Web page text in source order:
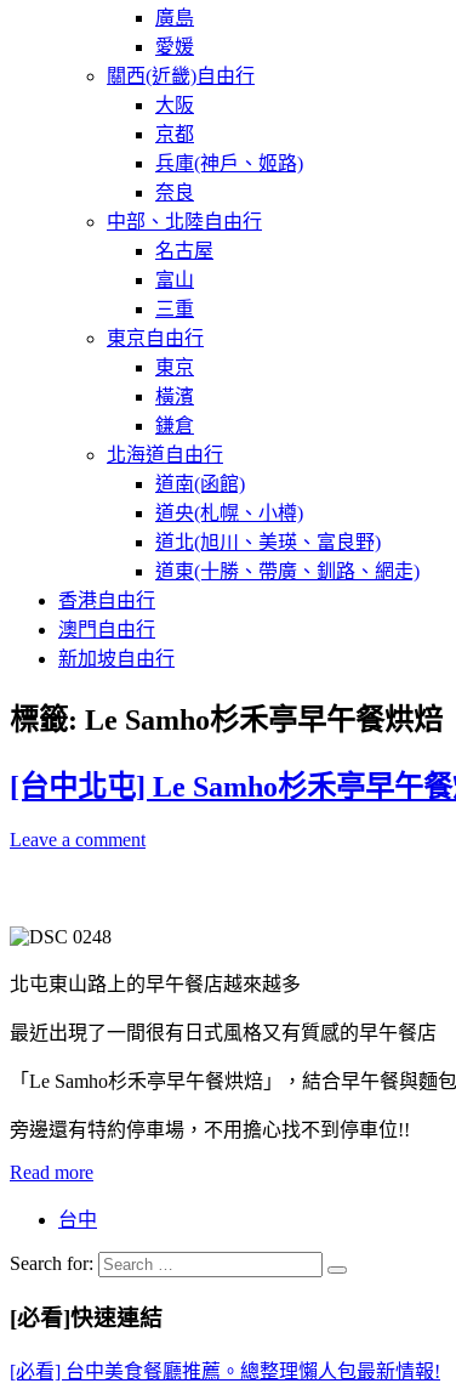
廣島
愛媛
關西(近畿)自由行
大阪
京都
兵庫(神戶、姬路)
奈良
中部、北陸自由行
名古屋
富山
三重
東京自由行
東京
橫濱
鎌倉
北海道自由行
道南(函館)
道央(札幌、小樽)
道北(旭川、美瑛、富良野)
道東(十勝、帶廣、釧路、網走)
香港自由行
澳門自由行
新加坡自由行
標籤: Le Samho杉禾亭早午餐烘焙
[台中北屯] Le Samho杉禾亭早午
Leave a comment
北屯東山路上的早午餐店越來越多
最近出現了一間很有日式風格又有質感的早午餐店
「Le Samho杉禾亭早午餐烘焙」，結合早午餐與麵
旁邊還有特約停車場，不用擔心找不到停車位!!
Read more
台中
Search for:
[必看]快速連結
[必看] 台中美食餐廳推薦。總整理懶人包最新情報!